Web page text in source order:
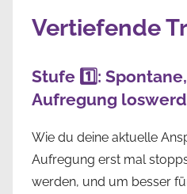
Vertiefende
Stufe 1️⃣:
Aufregung
Wie du deine aktuelle
Aufregung erst mal
werden, und um besser